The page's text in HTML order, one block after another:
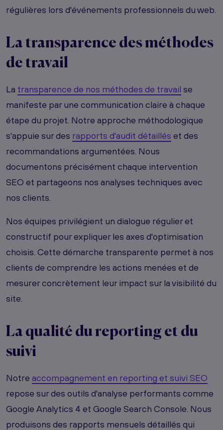
régulières lors d'événements professionnels du web.
La transparence des méthodes
de travail
La transparence de nos méthodes de travail se
manifeste par une communication claire à chaque
étape du projet. Notre approche méthodologique
s'appuie sur des rapports d'audit détaillés et des
recommandations argumentées. Nous
documentons précisément chaque intervention
SEO et partageons nos analyses techniques avec
nos clients.
Nos équipes privilégient un dialogue régulier et
constructif pour expliquer les axes d'optimisation
choisis. Cette démarche transparente permet à nos
clients de comprendre les actions menées et de
mesurer concrètement leur impact sur la visibilité du
site.
La qualité du reporting et du
suivi
Notre accompagnement en reporting et suivi SEO
repose sur des outils d'analyse performants comme
Google Analytics 4 et Google Search Console. Nous
produisons des rapports mensuels détaillés qui